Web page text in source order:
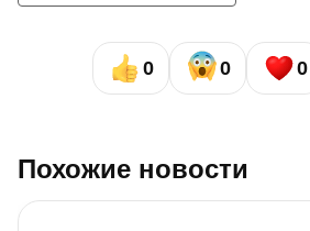
0 0 0
Похожие новости